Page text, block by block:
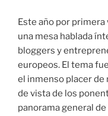
Este año por primera
una mesa hablada
bloggers y
europeos. El tema fue
el inmenso placer
de vista de los
panorama general